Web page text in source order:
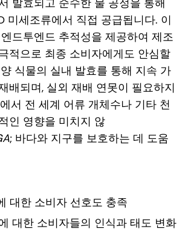
발효되고 순수한 물 공정을 통해
미세조류에서 직접 공급됩니다. 이
드투엔드 추적성을 제공하여 제조
적으로 최종 소비자에게도 안심할
식물의 실내 발효를 통해 지속 가
배되며, 실외 재배 연못이 필요하지
서 전 세계 어류 개체수나 기타 천
인 영향을 미치지 않
; 바다와 지구를 보호하는 데 도움
대한 소비자 선호도 충족
대한 소비자들의 인식과 태도 변화